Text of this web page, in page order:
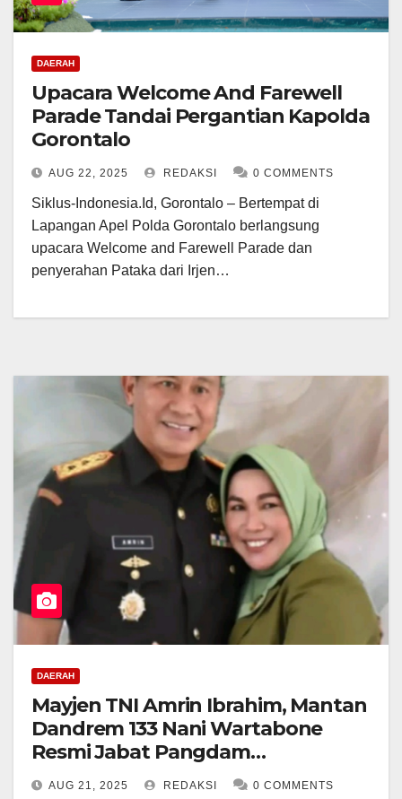
DAERAH
Upacara Welcome And Farewell
Parade Tandai Pergantian Kapolda
Gorontalo
AUG 22, 2025 REDAKSI 0 COMMENTS
Siklus-Indonesia.Id, Gorontalo – Bertempat di
Lapangan Apel Polda Gorontalo berlangsung
upacara Welcome and Farewell Parade dan
penyerahan Pataka dari Irjen…
DAERAH
Mayjen TNI Amrin Ibrahim, Mantan
Dandrem 133 Nani Wartabone
Resmi Jabat Pangdam
XVII/Cenderawasih Papua
AUG 21, 2025 REDAKSI 0 COMMENTS